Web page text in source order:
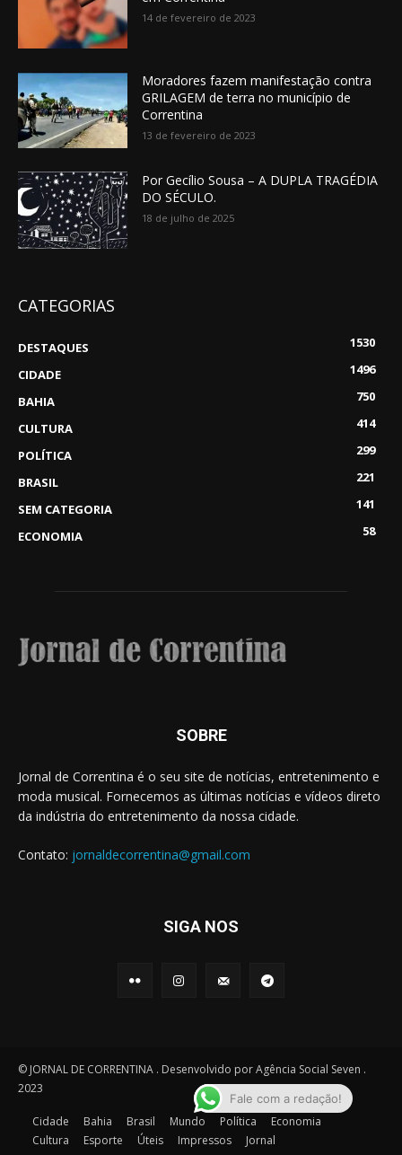
14 de fevereiro de 2023
Moradores fazem manifestação contra
GRILAGEM de terra no município de
Correntina
13 de fevereiro de 2023
Por Gecílio Sousa – A DUPLA TRAGÉDIA
DO SÉCULO.
18 de julho de 2025
CATEGORIAS
DESTAQUES
1530
CIDADE
1496
BAHIA
750
CULTURA
414
POLÍTICA
299
BRASIL
221
SEM CATEGORIA
141
ECONOMIA
58
SOBRE
Jornal de Correntina é o seu site de notícias, entretenimento e
moda musical. Fornecemos as últimas notícias e vídeos direto
da indústria do entretenimento da nossa cidade.
Contato: jornaldecorrentina@gmail.com
SIGA NOS
© JORNAL DE CORRENTINA . Desenvolvido por Agência Social Seven .
2023
Cidade Bahia Brasil Mundo Política
Economia
Cultura
Esporte Úteis Impressos Jornal
Fale com a redação!